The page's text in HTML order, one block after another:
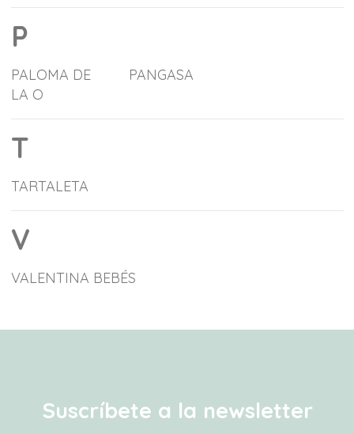
P
PALOMA DE
LA O
PANGASA
T
TARTALETA
V
VALENTINA BEBÉS
Suscríbete a la newsletter